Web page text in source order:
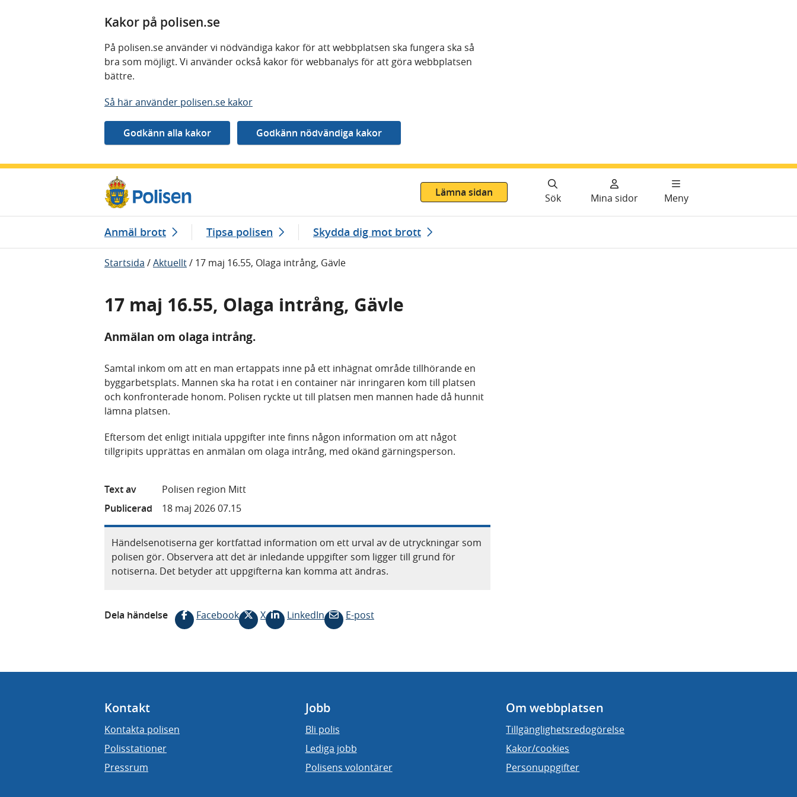
Kakor på polisen.se
På polisen.se använder vi nödvändiga kakor för att webbplatsen ska fungera ska så
bra som möjligt. Vi använder också kakor för webbanalys för att göra webbplatsen
bättre.
Så här använder polisen.se kakor
Lämna sidan
Sök Mina sidor Meny
Anmäl brott Tipsa polisen Skydda dig mot brott
Startsida /Aktuellt/ 17 maj 16.55, Olaga intrång, Gävle
17 maj 16.55, Olaga intrång, Gävle
Anmälan om olaga intrång.
Samtal inkom om att en man ertappats inne på ett inhägnat område tillhörande en
byggarbetsplats. Mannen ska ha rotat i en container när inringaren kom till platsen
och konfronterade honom. Polisen ryckte ut till platsen men mannen hade då hunnit
lämna platsen.
Eftersom det enligt initiala uppgifter inte finns någon information om att något
tillgripits upprättas en anmälan om olaga intrång, med okänd gärningsperson.
Text av
Polisen region Mitt
Publicerad
18 maj 2026 07.15
Händelsenotiserna ger kortfattad information om ett urval av de utryckningar som
polisen gör. Observera att det är inledande uppgifter som ligger till grund för
notiserna. Det betyder att uppgifterna kan komma att ändras.
Dela händelse Facebook X LinkedIn E-post
Kontakt
Kontakta polisen
Polisstationer
Pressrum
Jobb
Bli polis
Lediga jobb
Polisens volontärer
Om webbplatsen
Tillgänglighetsredogörelse
Kakor/cookies
Personuppgifter